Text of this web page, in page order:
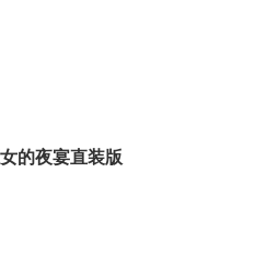
的夜宴直装版